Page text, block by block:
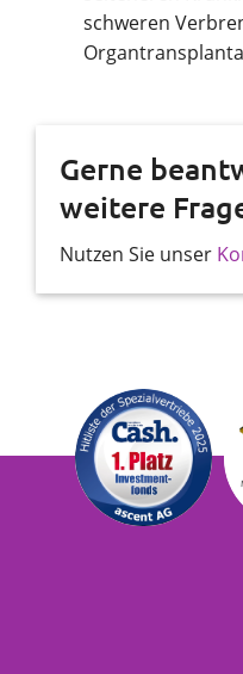
schweren
Gerne
weitere
Nutzen Sie unser